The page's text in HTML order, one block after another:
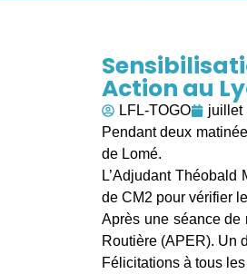
Action au
LFL-TOGO juillet
Pendant deux
de Lomé.
L’Adjudant
de CM2 pour vérifier
Après une séance de
Routière (APER). Un
Félicitations à tous